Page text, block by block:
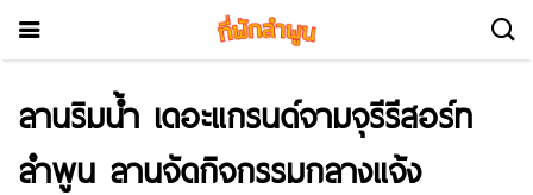
ลานริมน้ำ เดอะแกรนด์จามจุรีรีสอร์ท
ลำพูน ลานจัดกิจกรรมกลางแจ้ง